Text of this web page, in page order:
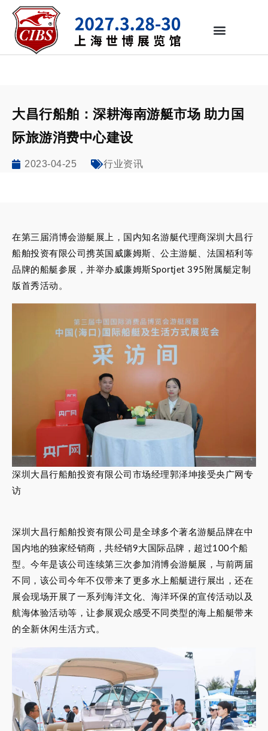
大昌行船舶：深耕海南游艇市场 助力国
际旅游消费中心建设
2023-04-25 行业资讯
在第三届消博会游艇展上，国内知名游艇代理商深圳大昌行
船舶投资有限公司携英国威廉姆斯、公主游艇、法国栢利等
品牌的船艇参展，并举办威廉姆斯Sportjet 395附属艇定制
版首秀活动。
深圳大昌行船舶投资有限公司市场经理郭泽坤接受央广网专
访
深圳大昌行船舶投资有限公司是全球多个著名游艇品牌在中
国内地的独家经销商，共经销9大国际品牌，超过100个船
型。今年是该公司连续第三次参加消博会游艇展，与前两届
不同，该公司今年不仅带来了更多水上船艇进行展出，还在
展会现场开展了一系列海洋文化、海洋环保的宣传活动以及
航海体验活动等，让参展观众感受不同类型的海上船艇带来
的全新休闲生活方式。